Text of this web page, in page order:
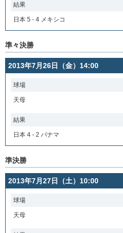
結果
日本 5 - 4 メキシコ
準々決勝
2013年7月26日（金）14:00
球場
天母
結果
日本 4 - 2 パナマ
準決勝
2013年7月27日（土）10:00
球場
天母